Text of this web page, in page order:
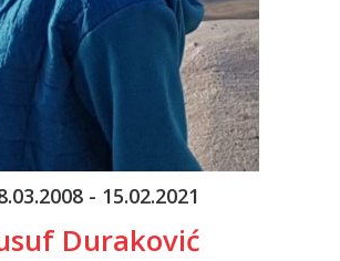
- 15.02.2021
Duraković